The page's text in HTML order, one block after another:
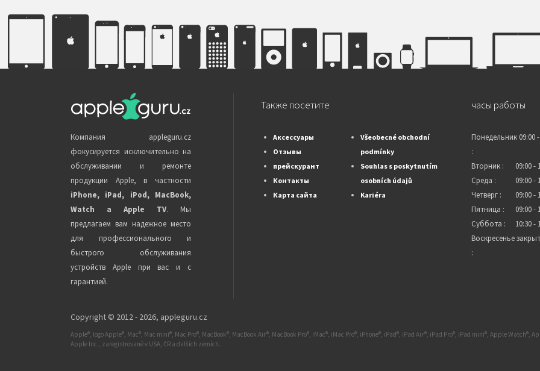
Компания appleguru.cz
фокусируется исключительно на
обслуживании и ремонте
продукции Apple, в частности
iPhone, iPad, iPod, MacBook,
Watch a Apple TV. Мы
предлагаем вам надежное место
для профессионального и
быстрого обслуживания
устройств Apple при вас и с
гарантией.
Также посетите
Аксессуары
Отзывы
прейскурант
Контакты
Карта сайта
Všeobecné obchodní
podmínky
Souhlas s poskytnutím
osobních údajů
Kariéra
часы работы
Понедельник
:
09:00
Вторник :
09:00 -
Среда :
09:00 -
Четверг :
09:00 -
Пятница :
09:00 -
Суббота :
10:30 -
Воскресенье
:
Copyright © 2012 - 2026, appleguru.cz
Apple®, logo Apple®, Mac®, Mac mini®, Mac Pro®, MacBook®, MacBook Air®, MacBook Pro®, iMac®, iMac Pro®, iPhone®, iPad®, iPad Air®, iPad Pro®, iPad mini®, Apple
Apple Inc., zaregistrované v USA, ČR a dalších zemích.